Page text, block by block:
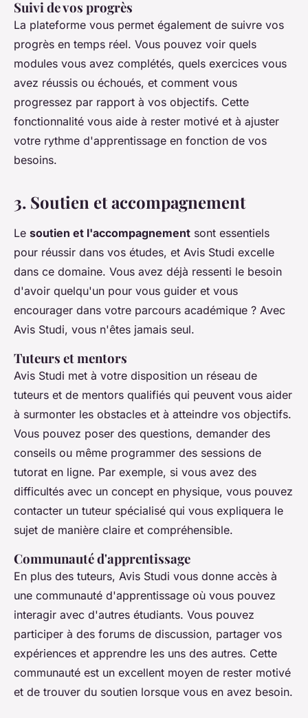
Suivi de vos progrès
La plateforme vous permet également de suivre vos
progrès en temps réel. Vous pouvez voir quels
modules vous avez complétés, quels exercices vous
avez réussis ou échoués, et comment vous
progressez par rapport à vos objectifs. Cette
fonctionnalité vous aide à rester motivé et à ajuster
votre rythme d'apprentissage en fonction de vos
besoins.
3. Soutien et accompagnement
Le soutien et l'accompagnement sont essentiels
pour réussir dans vos études, et Avis Studi excelle
dans ce domaine. Vous avez déjà ressenti le besoin
d'avoir quelqu'un pour vous guider et vous
encourager dans votre parcours académique ? Avec
Avis Studi, vous n'êtes jamais seul.
Tuteurs et mentors
Avis Studi met à votre disposition un réseau de
tuteurs et de mentors qualifiés qui peuvent vous aider
à surmonter les obstacles et à atteindre vos objectifs.
Vous pouvez poser des questions, demander des
conseils ou même programmer des sessions de
tutorat en ligne. Par exemple, si vous avez des
difficultés avec un concept en physique, vous pouvez
contacter un tuteur spécialisé qui vous expliquera le
sujet de manière claire et compréhensible.
Communauté d'apprentissage
En plus des tuteurs, Avis Studi vous donne accès à
une communauté d'apprentissage où vous pouvez
interagir avec d'autres étudiants. Vous pouvez
participer à des forums de discussion, partager vos
expériences et apprendre les uns des autres. Cette
communauté est un excellent moyen de rester motivé
et de trouver du soutien lorsque vous en avez besoin.